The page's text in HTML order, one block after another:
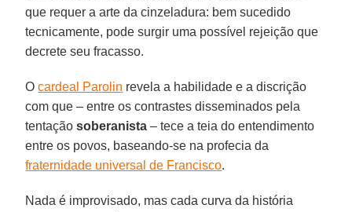
que requer a arte da cinzeladura: bem sucedido
tecnicamente, pode surgir uma possível rejeição que
decrete seu fracasso.
Ocardeal Parolin revela a habilidade e a discrição
com que – entre os contrastes disseminados pela
tentaçãosoberanista – tece a teia do entendimento
entre os povos, baseando-se na profecia da
fraternidade universal de Francisco.
Nada é improvisado, mas cada curva da história